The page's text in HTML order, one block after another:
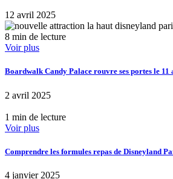
12 avril 2025
8 min de lecture
Voir plus
Boardwalk Candy Palace rouvre ses portes le
2 avril 2025
1 min de lecture
Voir plus
Comprendre les formules repas de Disneyland
4 janvier 2025